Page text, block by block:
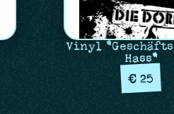
Vinyl
Hass"
€ 25